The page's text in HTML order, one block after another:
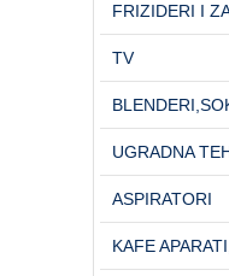
FRIZIDERI I
TV
UGRADNA
ASPIRATORI
KAFE